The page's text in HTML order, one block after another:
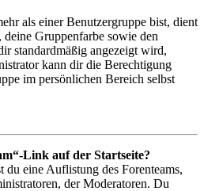
als einer Benutzergruppe bist, dient
Gruppenfarbe sowie den
standardmäßig angezeigt wird,
kann dir die Berechtigung
im persönlichen Bereich selbst
Link auf der Startseite?
du eine Auflistung des Forenteams,
der Moderatoren. Du